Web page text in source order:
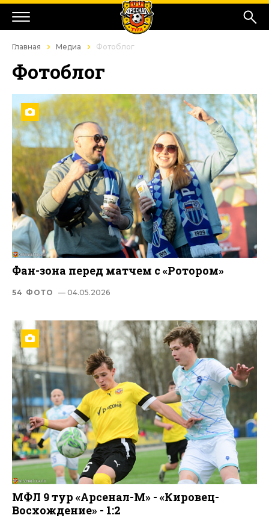
Главная Медиа Фотоблог
Фотоблог
Фан-зона перед матчем с «Ротором»
54 ФОТО — 04.05.2026
МФЛ 9 тур «Арсенал-М» - «Кировец-
Восхождение» - 1:2